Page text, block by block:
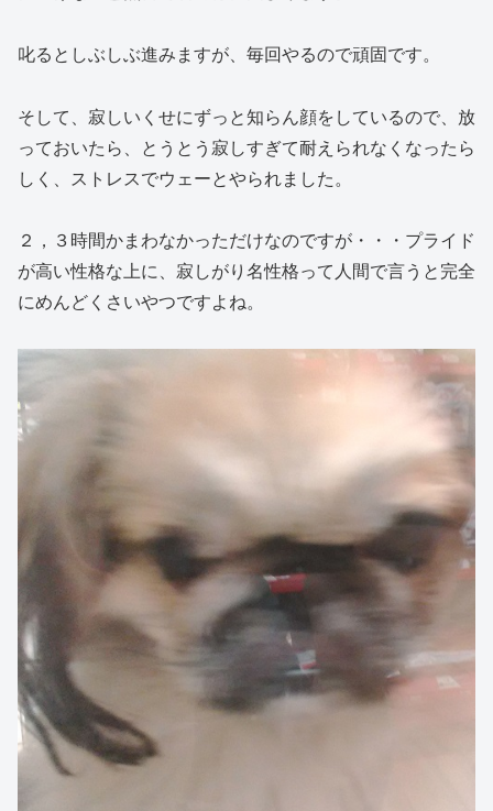
叱るとしぶしぶ進みますが、毎回やるので頑固です。
そして、寂しいくせにずっと知らん顔をしているので、放
っておいたら、とうとう寂しすぎて耐えられなくなったら
しく、ストレスでウェーとやられました。
２，３時間かまわなかっただけなのですが・・・プライド
が高い性格な上に、寂しがり名性格って人間で言うと完全
にめんどくさいやつですよね。